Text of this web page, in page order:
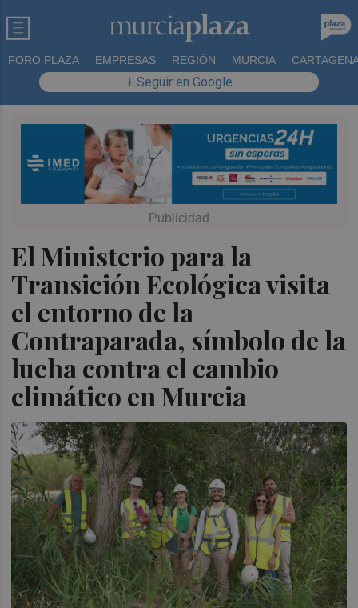
FORO PLAZA EMPRESAS REGIÓN MURCIA
+ Seguir en Google
El Ministerio para la
Transición Ecológica visita
el entorno de la
Contraparada, símbolo de la
lucha contra el cambio
climático en Murcia